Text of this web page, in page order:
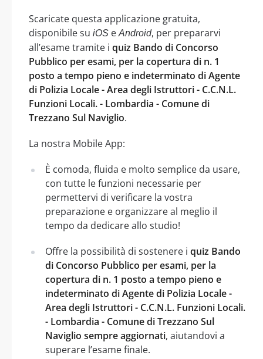
Scaricate questa applicazione gratuita,
disponibile su iOS eAndroid, per prepararvi
all’esame tramite i quiz Bando di Concorso
Pubblico per esami, per la copertura di n. 1
posto a tempo pieno e indeterminato di Agente
di Polizia Locale - Area degli Istruttori - C.C.N.L.
Funzioni Locali. - Lombardia - Comune di
Trezzano Sul Naviglio.
La nostra Mobile App:
È comoda, fluida e molto semplice da usare,
con tutte le funzioni necessarie per
permettervi di verificare la vostra
preparazione e organizzare al meglio il
tempo da dedicare allo studio!
Offre la possibilità di sostenere i quiz Bando
di Concorso Pubblico per esami, per la
copertura di n. 1 posto a tempo pieno e
indeterminato di Agente di Polizia Locale -
Area degli Istruttori - C.C.N.L. Funzioni Locali.
- Lombardia - Comune di Trezzano Sul
Naviglio sempre aggiornati, aiutandovi a
superare l’esame finale.